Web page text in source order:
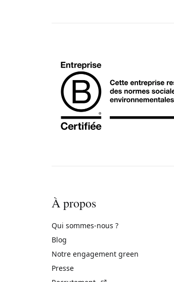
À propos
Qui sommes-nous ?
Blog
Notre engagement green
Presse